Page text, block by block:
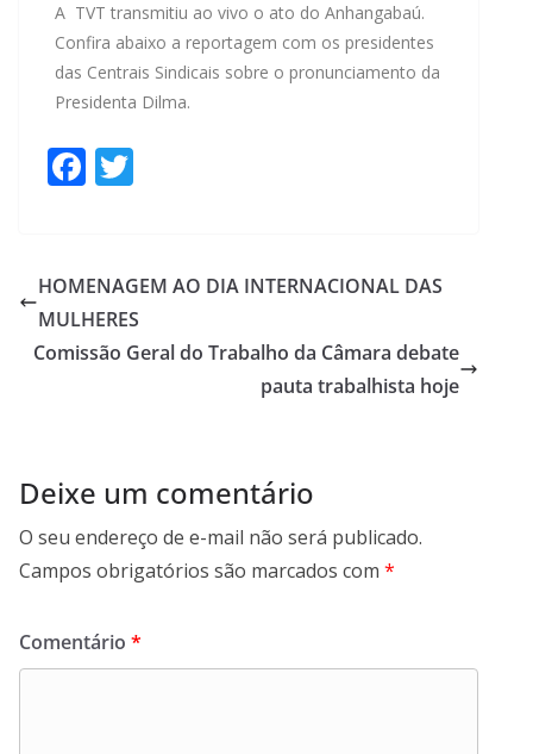
A TVT transmitiu ao vivo o ato do Anhangabaú.
Confira abaixo a reportagem com os presidentes
das Centrais Sindicais sobre o pronunciamento da
Presidenta Dilma.
F
b
o
o
er
HOMENAGEM AO DIA INTERNACIONAL DAS
MULHERES
Comissão Geral do Trabalho da Câmara debate
pauta trabalhista hoje
Deixe um comentário
O seu endereço de e-mail não será publicado.
Campos obrigatórios são marcados com *
Comentário *